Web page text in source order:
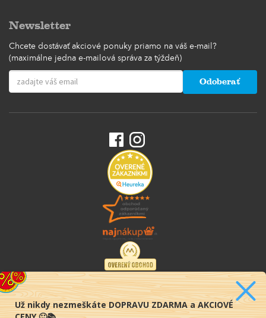
Newsletter
Chcete dostávať akciové ponuky priamo na váš e-mail?
(maximálne jedna e-mailová správa za týždeň)
Odoberať
Už nikdy nezmeškáte DOPRAVU ZDARMA a AKCIOVÉ